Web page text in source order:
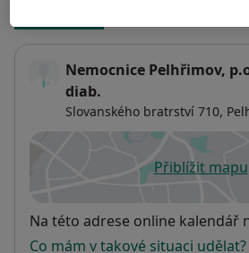
Nemocnice Pelhřimov,
diab.
Slovanského bratrství 710,
Přiblížit mapu
se
Dostupnost
Na této adrese online kalendář
Co mám v takové situaci udělat?